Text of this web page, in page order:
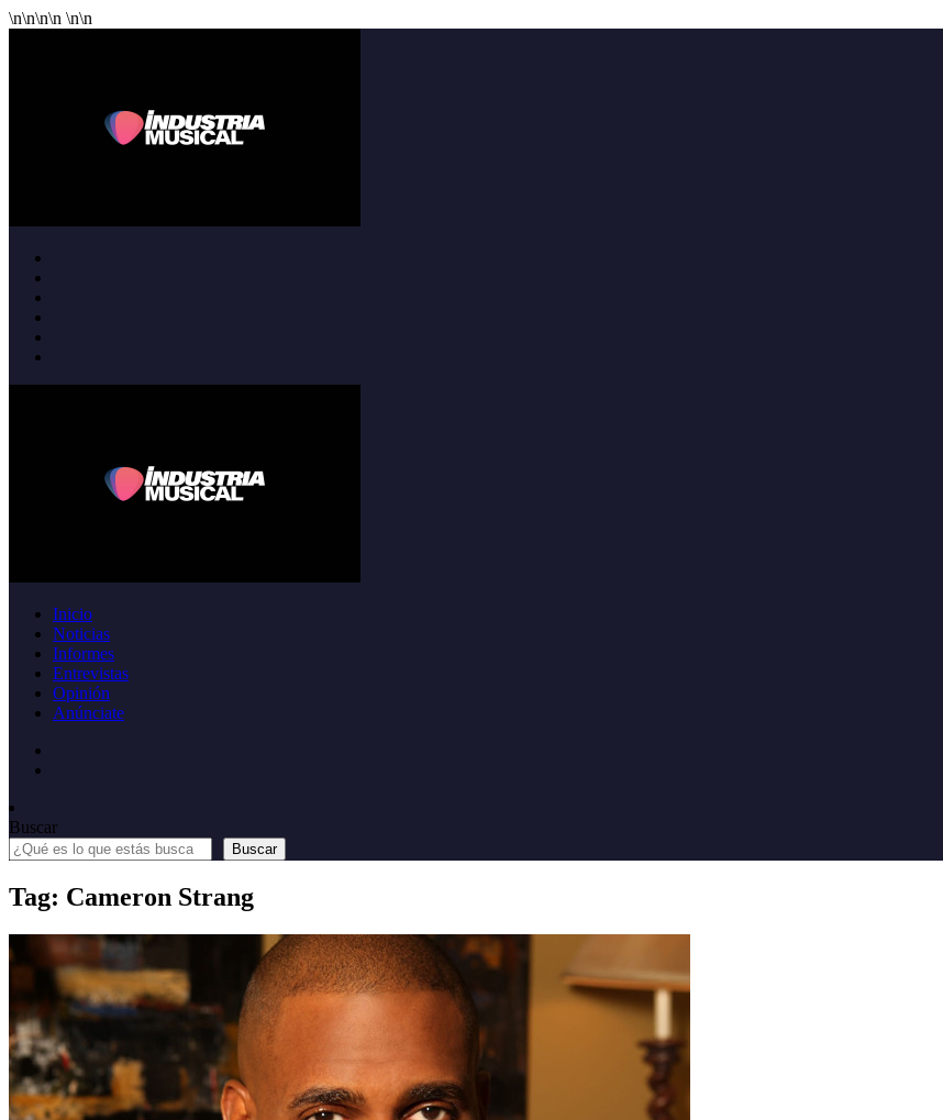
\n\n\n\n \n\n
Inicio
Noticias
Informes
Entrevistas
Opinión
Anúnciate
Buscar
Buscar
Tag: Cameron Strang